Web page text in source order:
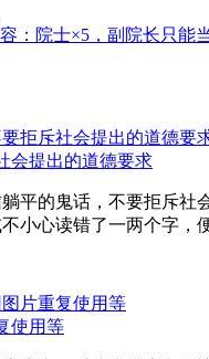
：院士×5，副院长只能
会提出的道德要求
平的鬼话，不要拒斥
小心读错了一两个字，
使用等